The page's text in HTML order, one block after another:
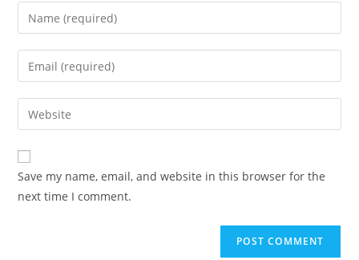
Enter
your
name
comment
Enter
your
email
address
comment
Enter
your
website
URL
(optional)
Save my name, email, and website in this browser for the
next time I comment.